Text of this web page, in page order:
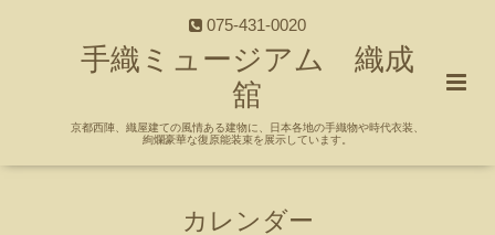
075-431-0020
手織ミュージアム 織成
舘
京都西陣、織屋建ての風情ある建物に、日本各地の手織物や時代衣装、
絢爛豪華な復原能装束を展示しています。
カレンダー